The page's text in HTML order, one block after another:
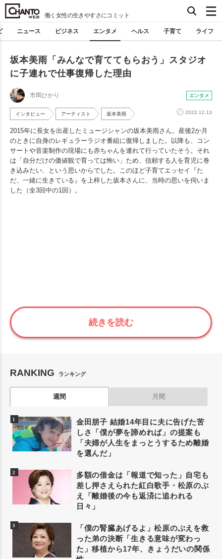
働く女性の生きやすさにコミット
ニュース ビジネス エンタメ ヘルス 子育て ライフ
坂本美雨「みんなで育ててもらおう」スタジオ
に子連れで仕事復帰した理由
市岡ひかり エンタメ
インタビュー アーティスト 坂本美雨 2022.12.13
2015年に長女を出産したミュージシャンの坂本美雨さん。産後2か月
のときに自身のレギュラーラジオ番組に復帰しました。以降も、コン
サートや音楽制作の現場にも赤ちゃんを連れて行っていたそう。それ
は「自分だけの価値観で育っては怖い」ため、信頼する人を育児に巻
き込みたい、という思いからでした。このほど子育てエッセイ『た
だ、一緒に生きている』を上梓した坂本さんに、当時の思いを伺いま
した（全3回中の1回）。
続きを読む
RANKING ランキング
週間 月間
金田朋子 結婚14年目に夫に告げた苦
しさ「僕が夢を諦めれば」の提案も
「夫婦が人生をまっとうするため離婚
を選んだ」
多額の借金は「報道で知った」自宅も
差し押さえられた紅白歌手・松原のぶ
え「離婚後の今も返済に追われる
日々」
「僕の腎臓あげるよ」松原のぶえを救
った弟の決断「生きる意味が変わっ
た」移植から17年、きょうだいの関係